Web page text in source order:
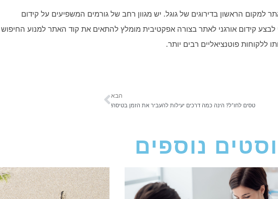
למקום הראשון בדירוגים של גוגל. יש מגוון רחב של גורמים המשפיעים על קידום
לבצע קידום אורגני לאתר בצורה אפקטיבית מומלץ להתאים את קוד האתר למנוע החיפוש
פוטנציאליים רבים יותר.
הבא
טסים לחו"ל? הינה כמה דרכים יעילות להעביר את הזמן בטיסה!
נוספים